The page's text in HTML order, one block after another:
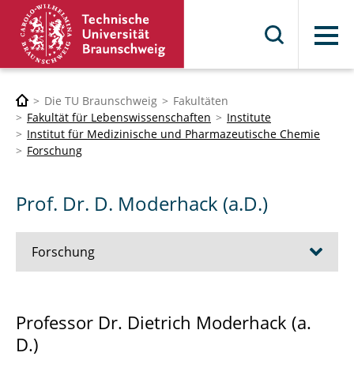
Menü
Die TU Braunschweig
Fakultäten
Fakultät für Lebenswissenschaften
Institute
Institut für Medizinische und Pharmazeutische Chemie
Forschung
Prof. Dr. D. Moderhack (a.D.)
Forschung
Professor Dr. Dietrich Moderhack (a.
D.)